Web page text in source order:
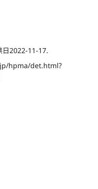
日2022-11-17.
hpma/det.html?